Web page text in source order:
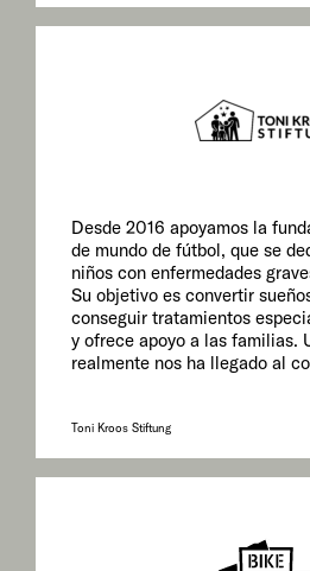
Desde 2016 apoyamos la
de mundo de fútbol, que se
niños con enfermedades
Su objetivo es convertir
conseguir tratamientos
y ofrece apoyo a las familias.
realmente nos ha llegado al
Toni Kroos Stiftung